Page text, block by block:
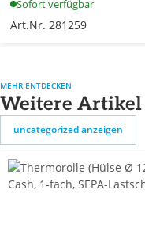
Sofort verfügbar
Art.Nr. 281259
MEHR ENTDECKEN
Weitere Artikel
uncategorized anzeigen